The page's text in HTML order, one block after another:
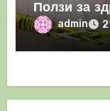
Ползи за
admin